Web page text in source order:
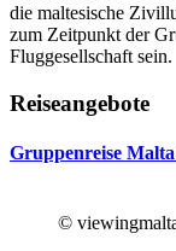
die maltesische
zum Zeitpunkt der
Fluggesellschaft sein.
Reiseangebote
Gruppenreise
©